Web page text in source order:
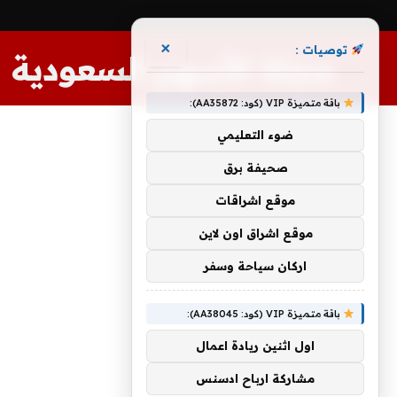
مجلة الأسهم السعودية
توصيات : ×
باقة متميزة VIP (كود: AA35872):
ضوء التعليمي
صحيفة برق
موقع اشراقات
موقع اشراق اون لاين
اركان سياحة وسفر
باقة متميزة VIP (كود: AA38045):
اول اثنين ريادة اعمال
مشاركة ارباح ادسنس